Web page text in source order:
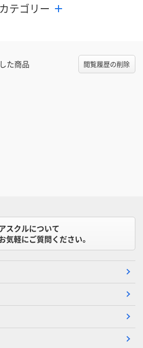
テゴリー
た商品 閲覧履歴の削除
スクルについて
気軽にご質問ください。